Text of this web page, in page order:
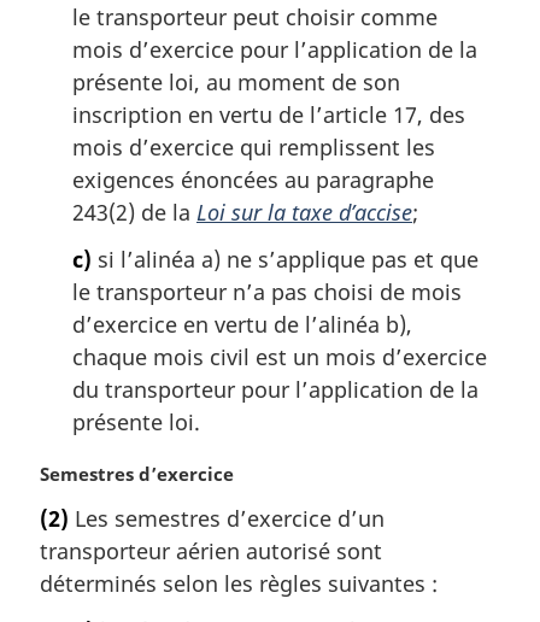
le transporteur peut choisir comme
mois d’exercice pour l’application de la
présente loi, au moment de son
inscription en vertu de l’article 17, des
mois d’exercice qui remplissent les
exigences énoncées au paragraphe
243(2) de la Loi sur la taxe d’accise;
c) si l’alinéa a) ne s’applique pas et que
le transporteur n’a pas choisi de mois
d’exercice en vertu de l’alinéa b),
chaque mois civil est un mois d’exercice
du transporteur pour l’application de la
présente loi.
N
t
e
m
Semestres d’exercice
(2) Les semestres d’exercice d’un
transporteur aérien autorisé sont
déterminés selon les règles suivantes :